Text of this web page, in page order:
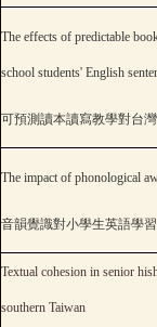
The effects of predictable
school students' English
可預測讀本讀寫教學對台
The impact of phonological
音韻覺識對小學生英語學
Textual cohesion in senior
southern Taiwan